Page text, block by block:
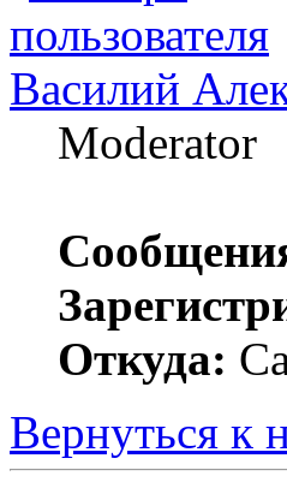
Василий
Moderator
Откуда:
Вернуться к